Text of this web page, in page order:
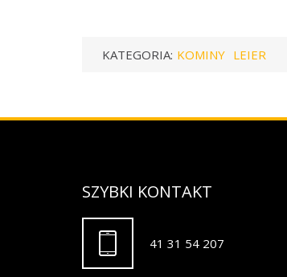
KATEGORIA: KOMINY LEIER
SZYBKI KONTAKT
41 31 54 207